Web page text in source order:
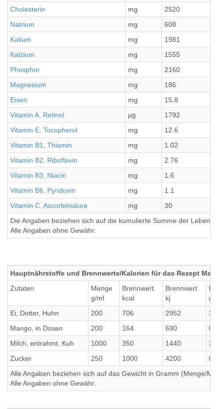
Cholesterin mg
2520
Natrium
mg
608
Kalium
mg
1981
Kalzium
mg
1555
Phosphor
mg
2160
Magnesium
mg
186
Eisen
mg
15.8
Vitamin A, Retinol
µg
1792
Vitamin E, Tocopherol
mg
12.6
Vitamin B1, Thiamin
mg
1.02
Vitamin B2, Riboflavin
mg
2.76
Vitamin B3, Niacin
mg
1.6
Vitamin B6, Pyridoxin
mg
1.1
Vitamin C, Ascorbinsäure
mg
30
Die Angaben beziehen sich auf die kumulierte Summe der
Alle Angaben ohne Gewähr.
Hauptnährstoffe und Brennwerte/Kalorien für das Rezept
Zutaten
Menge
g/ml
Brennwert
kcal
Brennwert
kj
g
Ei, Dotter, Huhn
200 706 2952
Mango, in Dosen
200 164 690
0.6
Milch, entrahmt, Kuh
1000 350 1440
35
Zucker
250 1000 4200
0
Alle Angaben beziehen sich auf das Gewicht in Gramm (Menge/
Alle Angaben ohne Gewähr.